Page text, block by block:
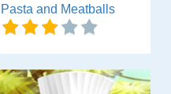
Pasta and Meatballs